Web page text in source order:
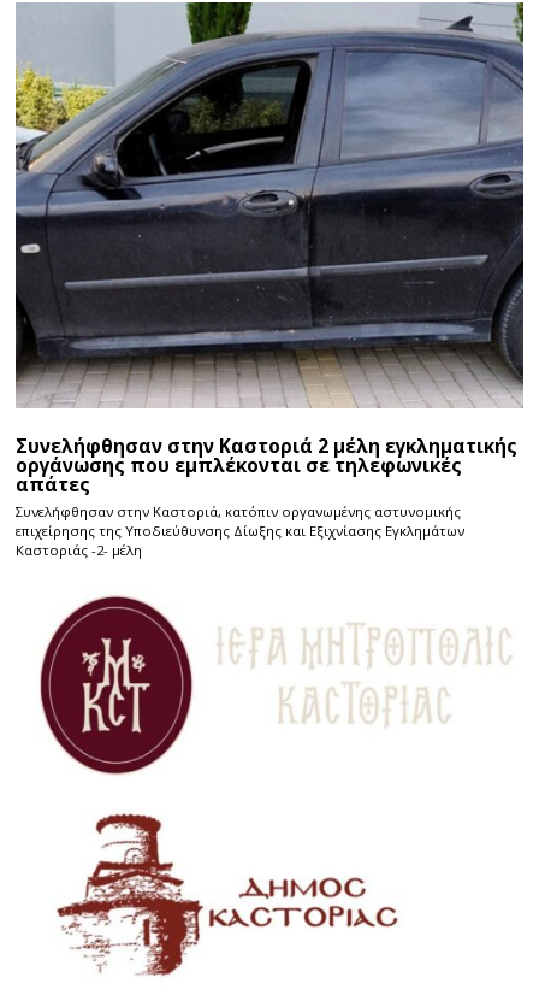
Συνελήφθησαν στην Καστοριά 2 μέλη εγκληματικής
οργάνωσης που εμπλέκονται σε τηλεφωνικές
απάτες
Συνελήφθησαν στην Καστοριά, κατόπιν οργανωμένης αστυνομικής
επιχείρησης της Υποδιεύθυνσης Δίωξης και Εξιχνίασης Εγκλημάτων
Καστοριάς -2- μέλη